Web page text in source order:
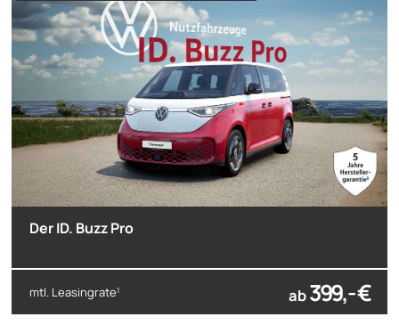
Der ID. Buzz Pro
mtl. Leasingrate1 ab399,- €